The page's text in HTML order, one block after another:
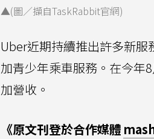
▲(圖／擷自TaskRabbit官網)
Uber近期持續推出許多新服
加青少年乘車服務。在今年
加營收。
《原文刊登於合作媒體